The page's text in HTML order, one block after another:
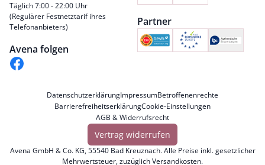
Täglich 7:00 - 22:00 Uhr
(Regulärer Festnetztarif ihres
Telefonanbieters)
Avena folgen
Partner
DatenschutzerklärungImpressumBetroffenenrechte
BarrierefreiheitserklärungCookie-Einstellungen
AGB & Widerrufsrecht
Vertrag widerrufen
Avena GmbH & Co. KG, 55540 Bad Kreuznach. Alle Preise inkl. gesetzlicher
Mehrwertsteuer, zuzüglichVersandkosten.